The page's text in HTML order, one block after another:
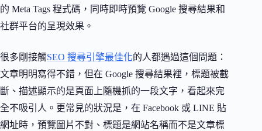
的 Meta Tags 程式碼，同時即時預覽 Google 搜尋結果和
社群平台的呈現效果。
很多剛接觸SEO 搜尋引擎最佳化的人都遇過這個問題：
文章明明寫得不錯，但在 Google 搜尋結果裡，標題被截
斷、描述顯示的是頁面上隨機抓的一段文字，看起來完
全不吸引人。更常見的狀況是，在 Facebook 或 LINE 貼
網址時，預覽圖片不對、標題是網站名稱而不是文章標